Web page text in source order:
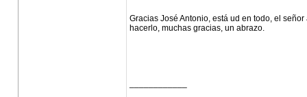
Gracias José Antonio, está ud en todo, el
hacerlo, muchas gracias, un abrazo.